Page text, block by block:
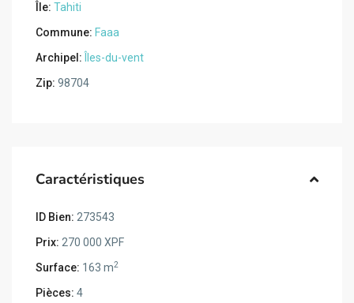
Île: Tahiti
Commune: Faaa
Archipel:
Îles-du-vent
Zip: 98704
Caractéristiques
ID Bien: 273543
Prix: 270 000 XPF
Surface: 163 m2
Pièces: 4